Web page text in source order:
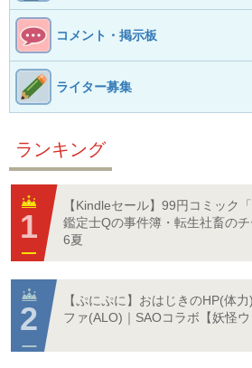
コメント・掲示板
ライター募集
ランキング
【Kindleセール】99円コミック
鑑定士Qの事件簿・転生社畜の
6夏
【ぷにぷに】おはじきのHP(体
ファ(ALO)｜SAOコラボ【妖怪ウ